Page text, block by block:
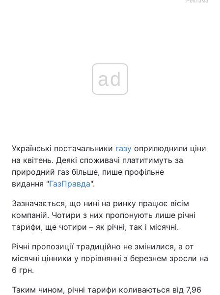
ad
Українські постачальники газу оприлюднили ціни
на квітень. Деякі споживачі платитимуть за
природний газ більше, пише профільне
видання "ГазПравда".
Зазначається, що нині на ринку працює вісім
компаній. Чотири з них пропонують лише річні
тарифи, ще чотири – як річні, так і місячні.
Річні пропозиції традиційно не змінилися, а от
місячні цінники у порівнянні з березнем зросли на
6 грн.
Таким чином, річні тарифи коливаються від 7,96